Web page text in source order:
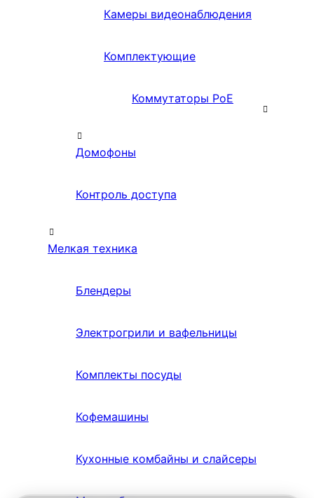
Камеры видеонаблюдения
Комплектующие
Коммутаторы PoE
Домофоны
Контроль доступа
Мелкая техника
Блендеры
Электрогрили и вафельницы
Комплекты посуды
Кофемашины
Кухонные комбайны и слайсеры